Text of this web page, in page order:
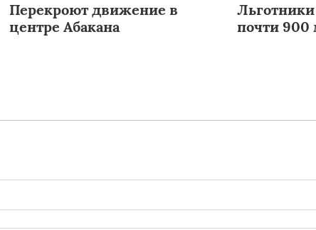
Перекроют движение в
центре Абакана
почти 900